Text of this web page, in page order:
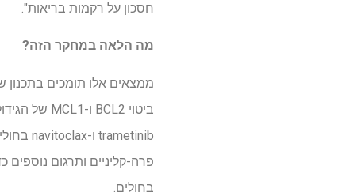
חסכון על רקמות בריאות".
מה הלאה במחקר הזה?
ממצאים אלו תומכים בתכנון
בחולים.